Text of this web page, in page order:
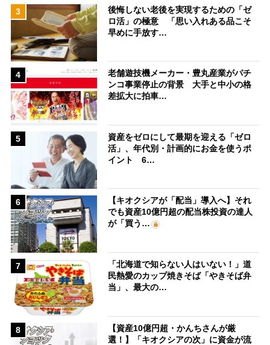
3
後悔しない老後を実現するための「ゼ
ロ活」の極意 「思い入れある品こそ
早めに手放す…
4
老舗遊技機メーカー・豊丸産業がパチ
ンコ事業停止の背景 大手と中小の格
差拡大に拍車…
5
資産をゼロにして最期を迎える「ゼロ
活」、年代別・計画的にお金を使うポ
イント 6…
6
【キオクシアが「配当」導入へ】それ
でも資産10億円超の配当株投資の達人
が「買う…
7
「北海道で知らない人はいない！」道
民熱愛のカップ焼きそば「やきそば弁
当」、最大の…
8
【資産10億円超・かんちさんが厳
選！】「キオクシアの次」に資金が流